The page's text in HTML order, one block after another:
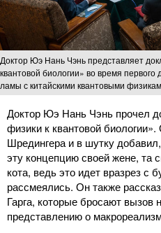
Доктор Юэ Нань Чэнь представляет
квантовой биологии» во время
ламы с китайскими квантовыми
Доктор Юэ Нань Чэнь прочел
физики к квантовой
Шредингера и в шутку
эту концепцию своей жене, та
кота, ведь это идет вразрез с
рассмеялись. Он также
Гарга, которые бросают вызов
представлению о